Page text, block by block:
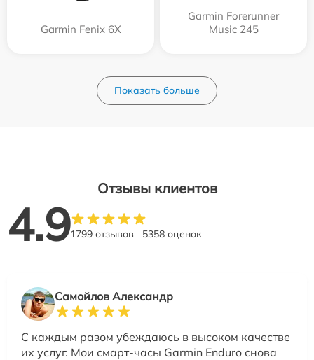
Garmin Fenix 6X
Garmin Forerunner
Music 245
Показать больше
Отзывы клиентов
4.91799 отзывов 5358 оценок
Самойлов Александр
С каждым разом убеждаюсь в высоком качестве
их услуг. Мои смарт-часы Garmin Enduro снова